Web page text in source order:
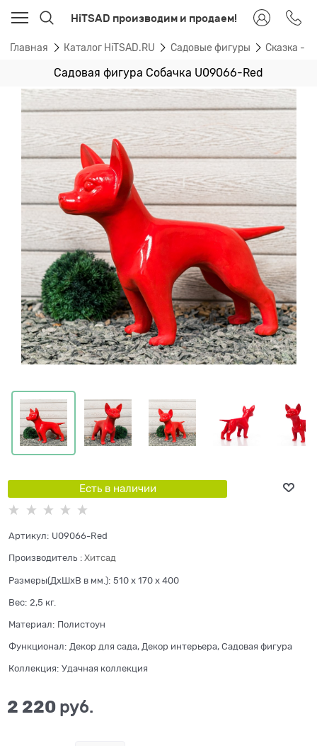
HiTSAD производим и продаем!
Главная Каталог HiTSAD.RU Садовые фигуры Сказка -
Садовая фигура Собачка U09066-Red
Есть в наличии
Артикул: U09066-Red
Производитель : Хитсад
Размеры(ДхШхВ в мм.): 510 x 170 x 400
Вес: 2,5 кг.
Материал: Полистоун
Функционал: Декор для сада, Декор интерьера, Садовая фигура
Коллекция: Удачная коллекция
2 220 руб.